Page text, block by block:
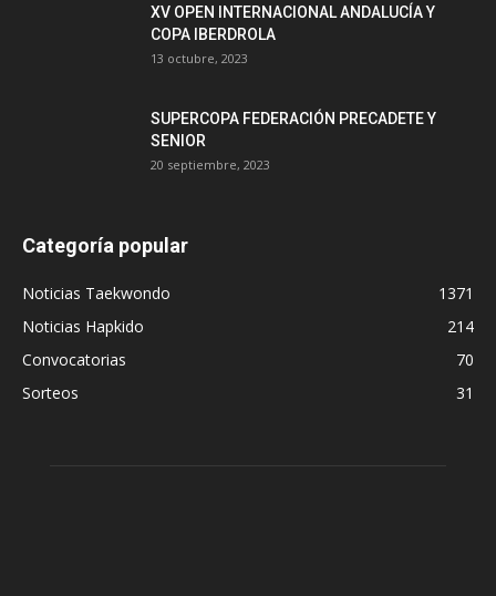
XV OPEN INTERNACIONAL ANDALUCÍA Y
COPA IBERDROLA
13 octubre, 2023
SUPERCOPA FEDERACIÓN PRECADETE Y
SENIOR
20 septiembre, 2023
Categoría popular
Noticias Taekwondo
1371
Noticias Hapkido
214
Convocatorias
70
Sorteos
31